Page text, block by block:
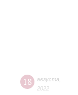
18 августа
2022